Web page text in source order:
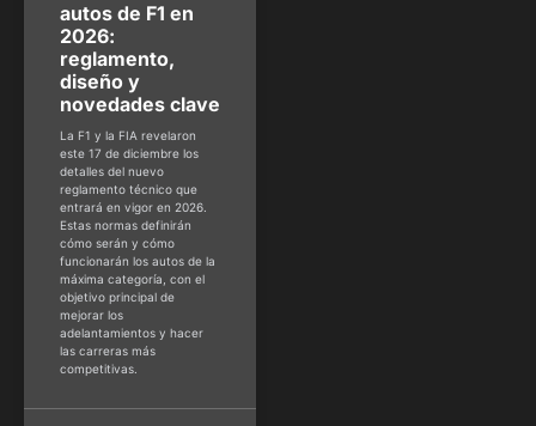
autos de F1 en
2026:
reglamento,
diseño y
novedades clave
La F1 y la FIA revelaron
este 17 de diciembre los
detalles del nuevo
reglamento técnico que
entrará en vigor en 2026.
Estas normas definirán
cómo serán y cómo
funcionarán los autos de la
máxima categoría, con el
objetivo principal de
mejorar los
adelantamientos y hacer
las carreras más
competitivas.